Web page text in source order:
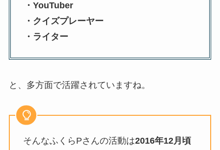
・YouTuber
・クイズプレーヤー
・ライター
と、多方面で活躍されていますね。
そんなふくらPさんの活動は2016年12月頃